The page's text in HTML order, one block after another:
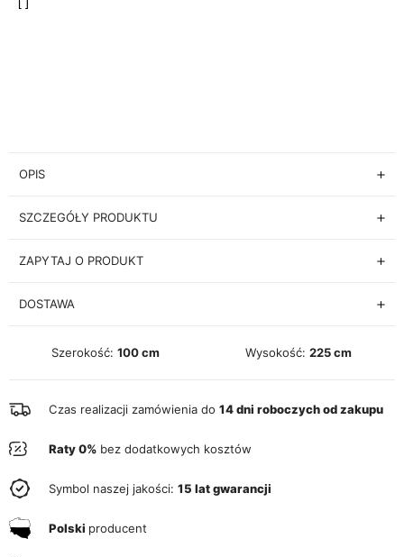
OPIS
SZCZEGÓŁY PRODUKTU
ZAPYTAJ O PRODUKT
DOSTAWA
Szerokość: 100 cm Wysokość: 225 cm
Czas realizacji zamówienia do 14 dni roboczych od zakupu
Raty 0% bez dodatkowych kosztów
Symbol naszej jakości: 15 lat gwarancji
Polski producent